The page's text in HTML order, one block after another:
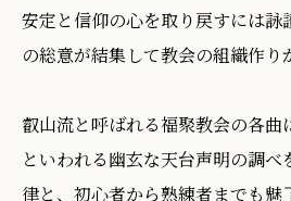
安定と信仰の心を取り戻すには詠
の総意が結集して教会の組織作り
叡山流と呼ばれる福聚教会の各曲
といわれる幽玄な天台声明の調
律と、初心者から熟練者までも魅